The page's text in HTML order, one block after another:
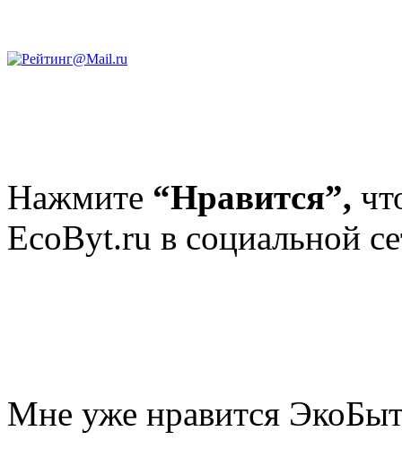
Нажмите “Нравится”,
EcoByt.ru в социальной
Мне уже нравится